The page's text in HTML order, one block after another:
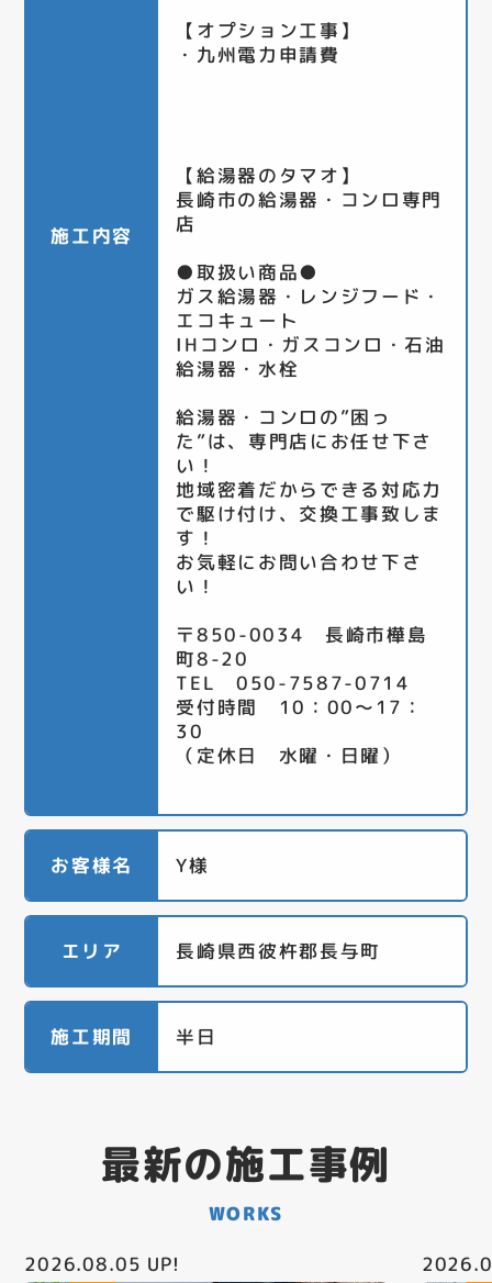
施工内容
【オプション工事】
・九州電力申請費
【給湯器のタマオ】
長崎市の給湯器・コンロ専門
店
●取扱い商品●
ガス給湯器・レンジフード・
エコキュート
IHコンロ・ガスコンロ・石油
給湯器・水栓
給湯器・コンロの”困っ
た”は、専門店にお任せ下さ
い！
地域密着だからできる対応力
で駆け付け、交換工事致しま
す！
お気軽にお問い合わせ下さ
い！
〒850-0034 長崎市樺島
町8-20
TEL 050-7587-0714
受付時間 10：00～17：
30
（定休日 水曜・日曜）
お客様名 Y様
エリア 長崎県西彼杵郡長与町
施工期間 半日
最新の施工事例
WORKS
2026.08.05 UP!